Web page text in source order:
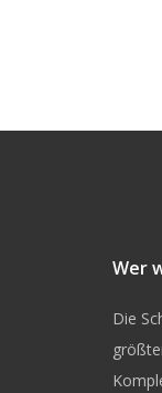
Wer
Die